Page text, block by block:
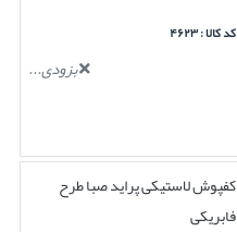
کد کالا : ۴۶۲۳
بزودی...
کفپوش لاستیکی پراید صبا طرح
فابریکی